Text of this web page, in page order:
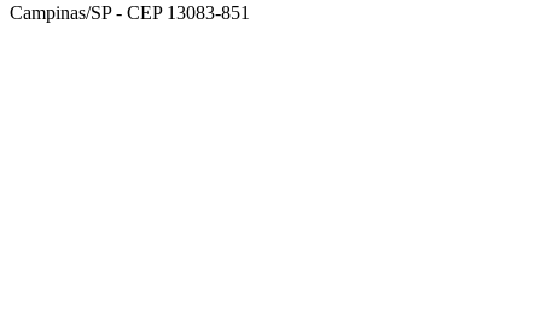
Campinas/SP - CEP 13083-851